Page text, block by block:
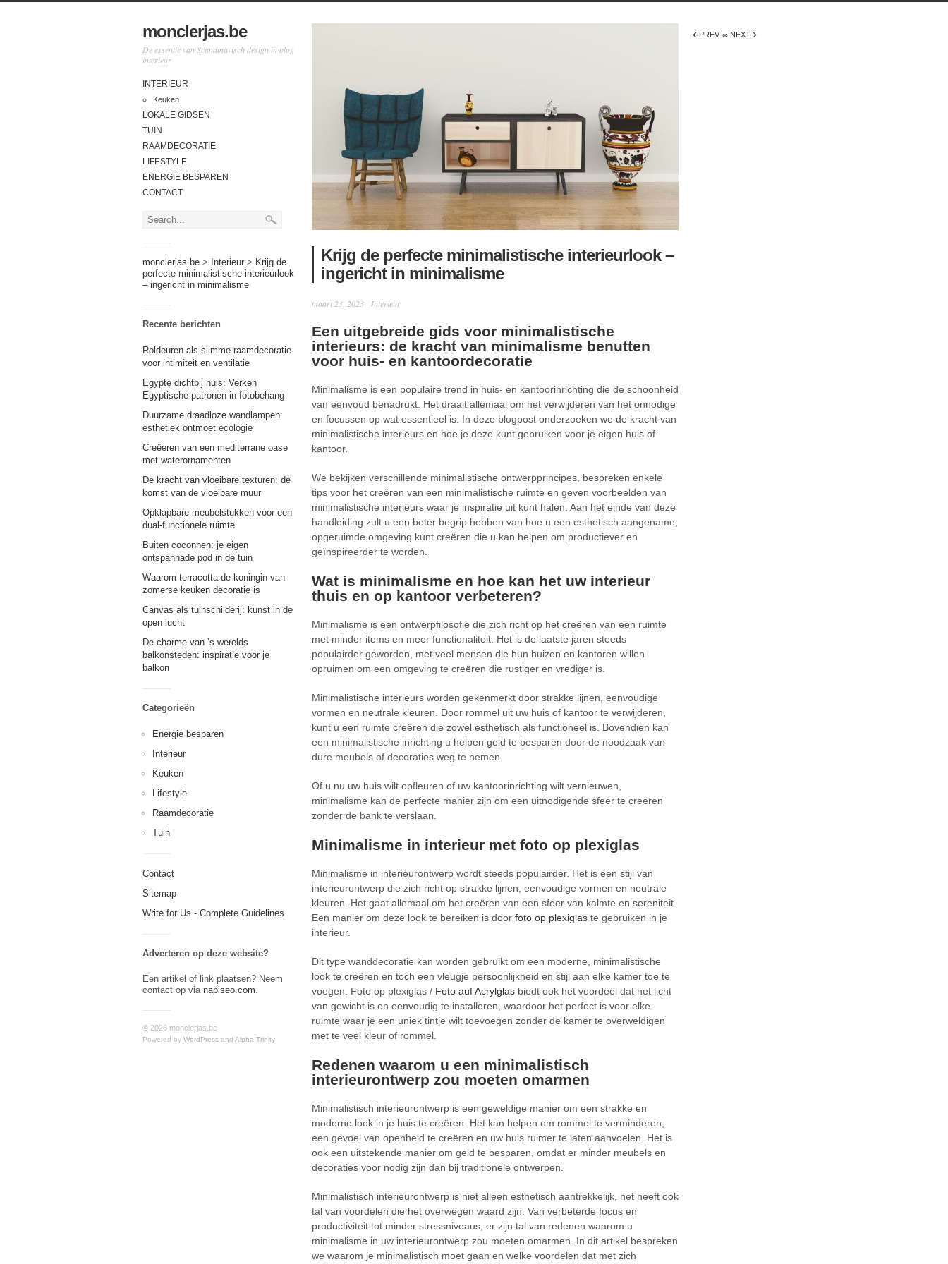
monclerjas.be
De essentie van Scandinavisch design in blog
interieur
INTERIEUR
Keuken
LOKALE GIDSEN
TUIN
RAAMDECORATIE
LIFESTYLE
ENERGIE BESPAREN
CONTACT
monclerjas.be > Interieur > Krijg de
perfecte minimalistische interieurlook
– ingericht in minimalisme
Recente berichten
Roldeuren als slimme raamdecoratie
voor intimiteit en ventilatie
Egypte dichtbij huis: Verken
Egyptische patronen in fotobehang
Duurzame draadloze wandlampen:
esthetiek ontmoet ecologie
Creëeren van een mediterrane oase
met waterornamenten
De kracht van vloeibare texturen: de
komst van de vloeibare muur
Opklapbare meubelstukken voor een
dual-functionele ruimte
Buiten coconnen: je eigen
ontspannade pod in de tuin
Waarom terracotta de koningin van
zomerse keuken decoratie is
Canvas als tuinschilderij: kunst in de
open lucht
De charme van ’s werelds
balkonsteden: inspiratie voor je
balkon
Categorieën
Energie besparen
Interieur
Keuken
Lifestyle
Raamdecoratie
Tuin
Contact
Sitemap
Write for Us - Complete Guidelines
Adverteren op deze website?
Een artikel of link plaatsen? Neem
contact op via napiseo.com.
© 2026 monclerjas.be
Powered by WordPress and Alpha Trinity
Krijg de perfecte minimalistische interieurlook –
ingericht in minimalisme
maart 23, 2023 - Interieur
Een uitgebreide gids voor minimalistische
interieurs: de kracht van minimalisme benutten
voor huis- en kantoordecoratie
Minimalisme is een populaire trend in huis- en kantoorinrichting die de schoonheid
van eenvoud benadrukt. Het draait allemaal om het verwijderen van het onnodige
en focussen op wat essentieel is. In deze blogpost onderzoeken we de kracht van
minimalistische interieurs en hoe je deze kunt gebruiken voor je eigen huis of
kantoor.
We bekijken verschillende minimalistische ontwerpprincipes, bespreken enkele
tips voor het creëren van een minimalistische ruimte en geven voorbeelden van
minimalistische interieurs waar je inspiratie uit kunt halen. Aan het einde van deze
handleiding zult u een beter begrip hebben van hoe u een esthetisch aangename,
opgeruimde omgeving kunt creëren die u kan helpen om productiever en
geïnspireerder te worden.
Wat is minimalisme en hoe kan het uw interieur
thuis en op kantoor verbeteren?
Minimalisme is een ontwerpfilosofie die zich richt op het creëren van een ruimte
met minder items en meer functionaliteit. Het is de laatste jaren steeds
populairder geworden, met veel mensen die hun huizen en kantoren willen
opruimen om een omgeving te creëren die rustiger en vrediger is.
Minimalistische interieurs worden gekenmerkt door strakke lijnen, eenvoudige
vormen en neutrale kleuren. Door rommel uit uw huis of kantoor te verwijderen,
kunt u een ruimte creëren die zowel esthetisch als functioneel is. Bovendien kan
een minimalistische inrichting u helpen geld te besparen door de noodzaak van
dure meubels of decoraties weg te nemen.
Of u nu uw huis wilt opfleuren of uw kantoorinrichting wilt vernieuwen,
minimalisme kan de perfecte manier zijn om een uitnodigende sfeer te creëren
zonder de bank te verslaan.
Minimalisme in interieur met foto op plexiglas
Minimalisme in interieurontwerp wordt steeds populairder. Het is een stijl van
interieurontwerp die zich richt op strakke lijnen, eenvoudige vormen en neutrale
kleuren. Het gaat allemaal om het creëren van een sfeer van kalmte en sereniteit.
Een manier om deze look te bereiken is door foto op plexiglas te gebruiken in je
interieur.
Dit type wanddecoratie kan worden gebruikt om een moderne, minimalistische
look te creëren en toch een vleugje persoonlijkheid en stijl aan elke kamer toe te
voegen. Foto op plexiglas / Foto auf Acrylglas biedt ook het voordeel dat het licht
van gewicht is en eenvoudig te installeren, waardoor het perfect is voor elke
ruimte waar je een uniek tintje wilt toevoegen zonder de kamer te overweldigen
met te veel kleur of rommel.
Redenen waarom u een minimalistisch
interieurontwerp zou moeten omarmen
Minimalistisch interieurontwerp is een geweldige manier om een strakke en
moderne look in je huis te creëren. Het kan helpen om rommel te verminderen,
een gevoel van openheid te creëren en uw huis ruimer te laten aanvoelen. Het is
ook een uitstekende manier om geld te besparen, omdat er minder meubels en
decoraties voor nodig zijn dan bij traditionele ontwerpen.
Minimalistisch interieurontwerp is niet alleen esthetisch aantrekkelijk, het heeft ook
tal van voordelen die het overwegen waard zijn. Van verbeterde focus en
productiviteit tot minder stressniveaus, er zijn tal van redenen waarom u
minimalisme in uw interieurontwerp zou moeten omarmen. In dit artikel bespreken
we waarom je minimalistisch moet gaan en welke voordelen dat met zich
‹ PREV ∞ NEXT ›